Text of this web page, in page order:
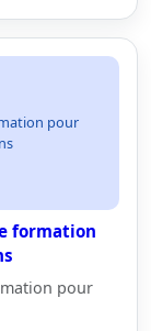
pour
formation
pour